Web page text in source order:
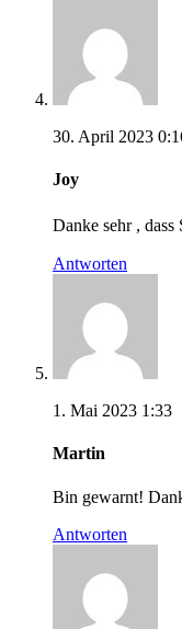
30. April 2023
Joy
Danke sehr , dass
Antworten
1. Mai 2023 1:33
Martin
Bin gewarnt!
Antworten